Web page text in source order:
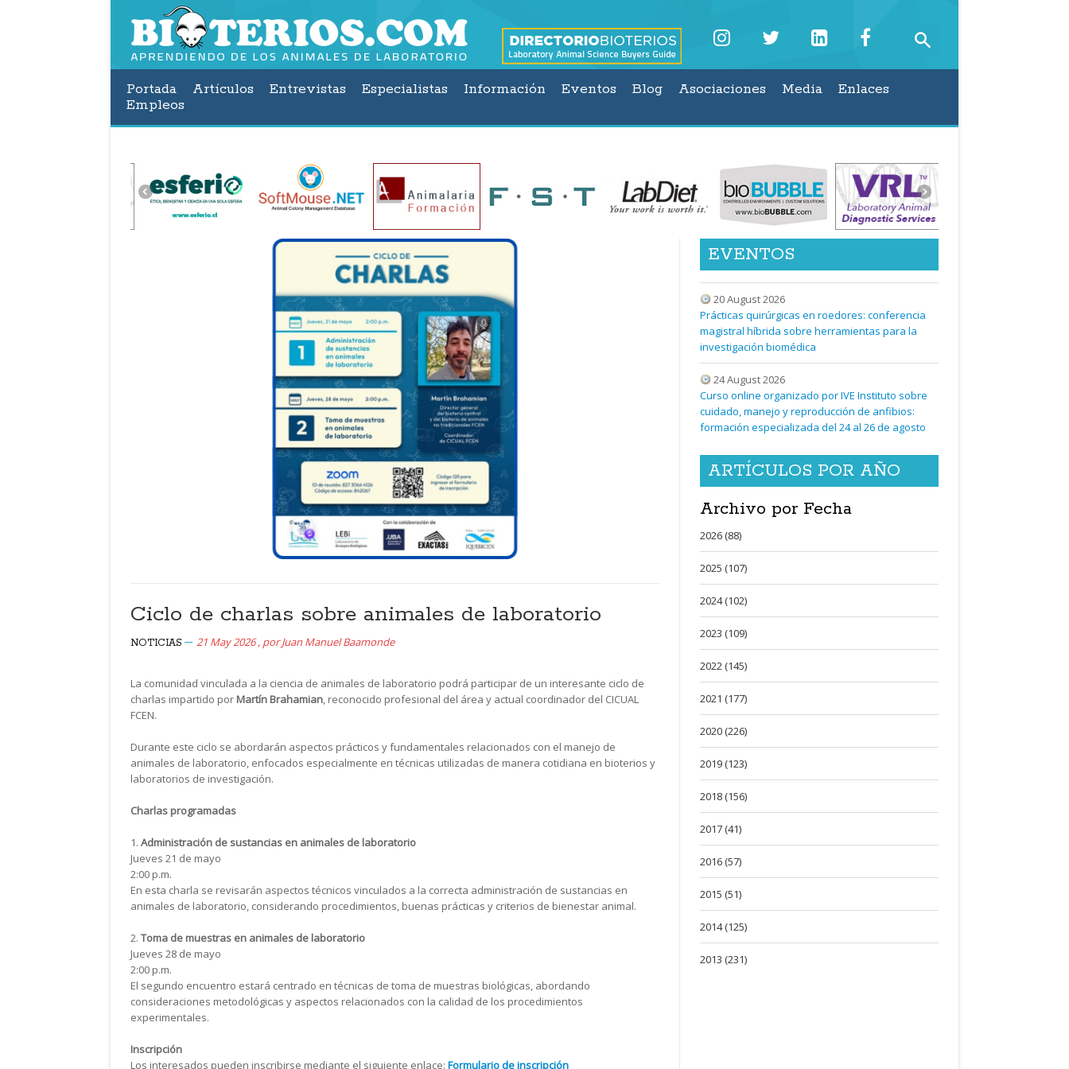
Portada Artículos Entrevistas Especialistas Información Eventos Blog Asociaciones Media
Enlaces
Empleos
Ciclo de charlas sobre animales de laboratorio
NOTICIAS 21 May 2026 , porJuan Manuel Baamonde
La comunidad vinculada a la ciencia de animales de laboratorio podrá participar de un interesante ciclo de
charlas impartido por Martín Brahamian, reconocido profesional del área y actual coordinador del CICUAL
FCEN.
Durante este ciclo se abordarán aspectos prácticos y fundamentales relacionados con el manejo de
animales de laboratorio, enfocados especialmente en técnicas utilizadas de manera cotidiana en bioterios y
laboratorios de investigación.
Charlas programadas
1. Administración de sustancias en animales de laboratorio
Jueves 21 de mayo
2:00 p.m.
En esta charla se revisarán aspectos técnicos vinculados a la correcta administración de sustancias en
animales de laboratorio, considerando procedimientos, buenas prácticas y criterios de bienestar animal.
2. Toma de muestras en animales de laboratorio
Jueves 28 de mayo
2:00 p.m.
El segundo encuentro estará centrado en técnicas de toma de muestras biológicas, abordando
consideraciones metodológicas y aspectos relacionados con la calidad de los procedimientos
experimentales.
Inscripción
Los interesados pueden inscribirse mediante el siguiente enlace: Formulario de inscripción
EVENTOS
20 August 2026
Prácticas quirúrgicas en roedores: conferencia
magistral híbrida sobre herramientas para la
investigación biomédica
24 August 2026
Curso online organizado por IVE Instituto sobre
cuidado, manejo y reproducción de anfibios:
formación especializada del 24 al 26 de agosto
ARTÍCULOS POR AÑO
Archivo por Fecha
2026 (88)
2025 (107)
2024 (102)
2023 (109)
2022 (145)
2021 (177)
2020 (226)
2019 (123)
2018 (156)
2017 (41)
2016 (57)
2015 (51)
2014 (125)
2013 (231)